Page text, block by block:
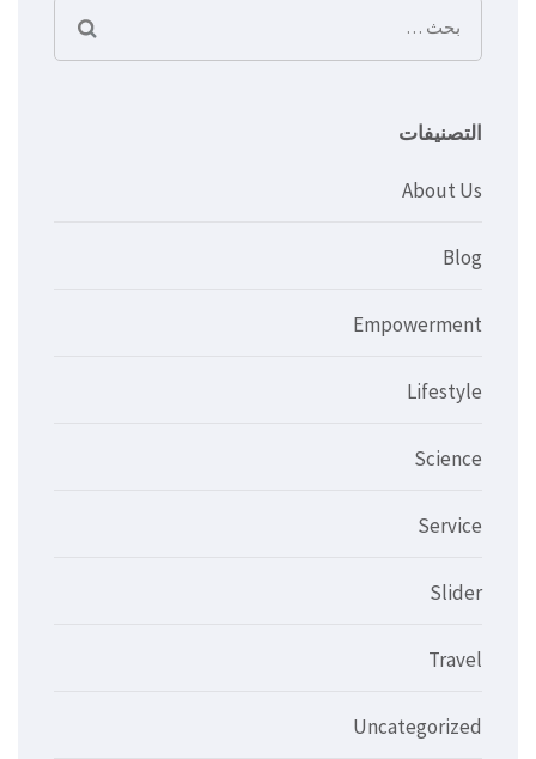
البحث
عن:
التصنيفات
About Us
Blog
Empowerment
Lifestyle
Science
Service
Slider
Travel
Uncategorized